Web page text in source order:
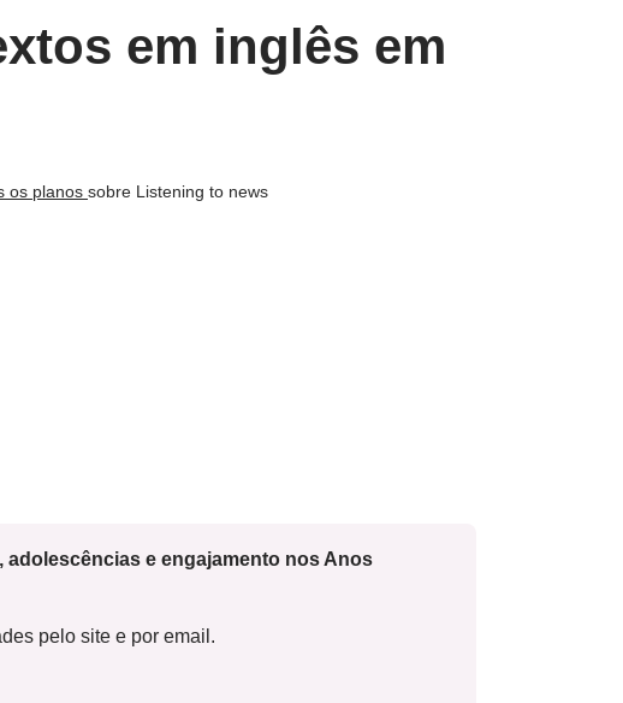
em inglês em
os planos sobre Listening to news
e engajamento nos Anos
pelo site e por email.